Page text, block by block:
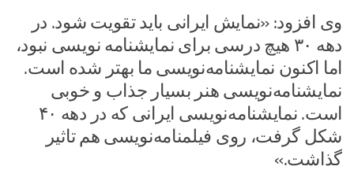
وی افزود: «نمایش ایرانی باید تقویت شود. در
دهه ۳۰ هیچ درسی برای نمایشنامه نویسی نبود،
اما اکنون نمایشنامه‌نویسی ما بهتر شده است.
نمایشنامه‌نویسی هنر بسیار جذاب و خوبی
است. نمایشنامه‌نویسی ایرانی که در دهه ۴۰
شکل گرفت، روی فیلمنامه‌نویسی هم تاثیر
گذاشت.»